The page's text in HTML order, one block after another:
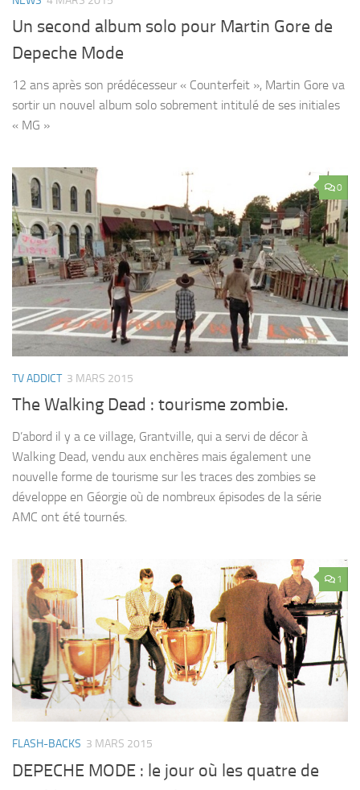
Un second album solo pour Martin Gore de
Depeche Mode
12 ans après son prédécesseur « Counterfeit », Martin Gore va
sortir un nouvel album solo sobrement intitulé de ses initiales
« MG »
0
TV ADDICT 3 MARS 2015
The Walking Dead : tourisme zombie.
D’abord il y a ce village, Grantville, qui a servi de décor à
Walking Dead, vendu aux enchères mais également une
nouvelle forme de tourisme sur les traces des zombies se
développe en Géorgie où de nombreux épisodes de la série
AMC ont été tournés.
1
FLASH-BACKS 3 MARS 2015
DEPECHE MODE : le jour où les quatre de